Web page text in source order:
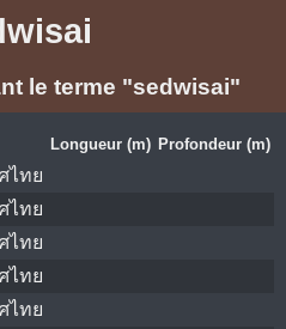
le terme "sedwisai"
Longueur (m) Profondeur (m)
ไทย
ไทย
ไทย
ไทย
ไทย